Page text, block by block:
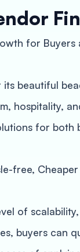
for Buyers
beautiful
hospitality,
for both
free,
of
buyers